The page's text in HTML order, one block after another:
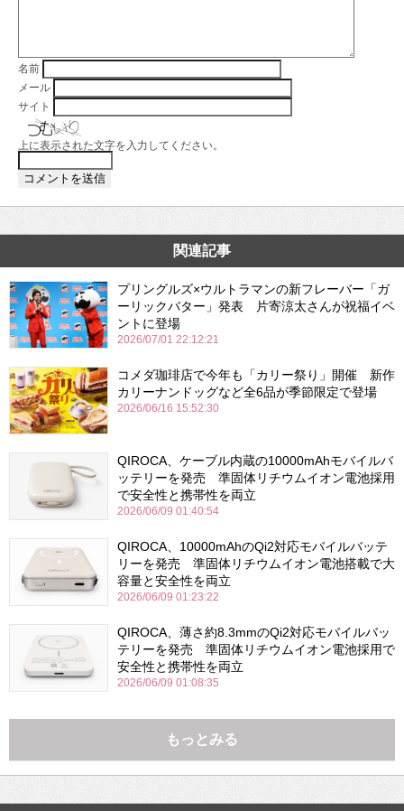
名前
メール
サイト
上に表示された文字を入力してください。
関連記事
プリングルズ×ウルトラマンの新フレーバー「ガ
ーリックバター」発表 片寄涼太さんが祝福イベ
ントに登場
2026/07/01 22:12:21
コメダ珈琲店で今年も「カリー祭り」開催 新作
カリーナンドッグなど全6品が季節限定で登場
2026/06/16 15:52:30
QIROCA、ケーブル内蔵の10000mAhモバイルバ
ッテリーを発売 準固体リチウムイオン電池採用
で安全性と携帯性を両立
2026/06/09 01:40:54
QIROCA、10000mAhのQi2対応モバイルバッテ
リーを発売 準固体リチウムイオン電池搭載で大
容量と安全性を両立
2026/06/09 01:23:22
QIROCA、薄さ約8.3mmのQi2対応モバイルバッ
テリーを発売 準固体リチウムイオン電池採用で
安全性と携帯性を両立
2026/06/09 01:08:35
もっとみる